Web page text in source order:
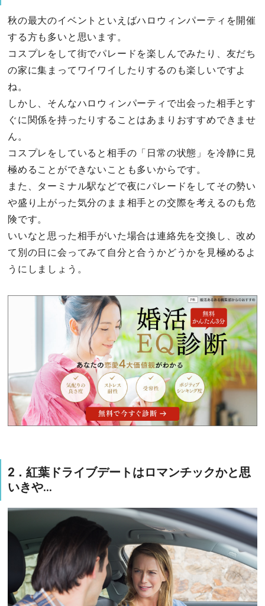
秋の最大のイベントといえばハロウィンパーティを開催
する方も多いと思います。
コスプレをして街でパレードを楽しんでみたり、友だち
の家に集まってワイワイしたりするのも楽しいですよ
ね。
しかし、そんなハロウィンパーティで出会った相手とす
ぐに関係を持ったりすることはあまりおすすめできませ
ん。
コスプレをしていると相手の「日常の状態」を冷静に見
極めることができないことも多いからです。
また、ターミナル駅などで夜にパレードをしてその勢い
や盛り上がった気分のまま相手との交際を考えるのも危
険です。
いいなと思った相手がいた場合は連絡先を交換し、改め
て別の日に会ってみて自分と合うかどうかを見極めるよ
うにしましょう。
2．紅葉ドライブデートはロマンチックかと思
いきや…